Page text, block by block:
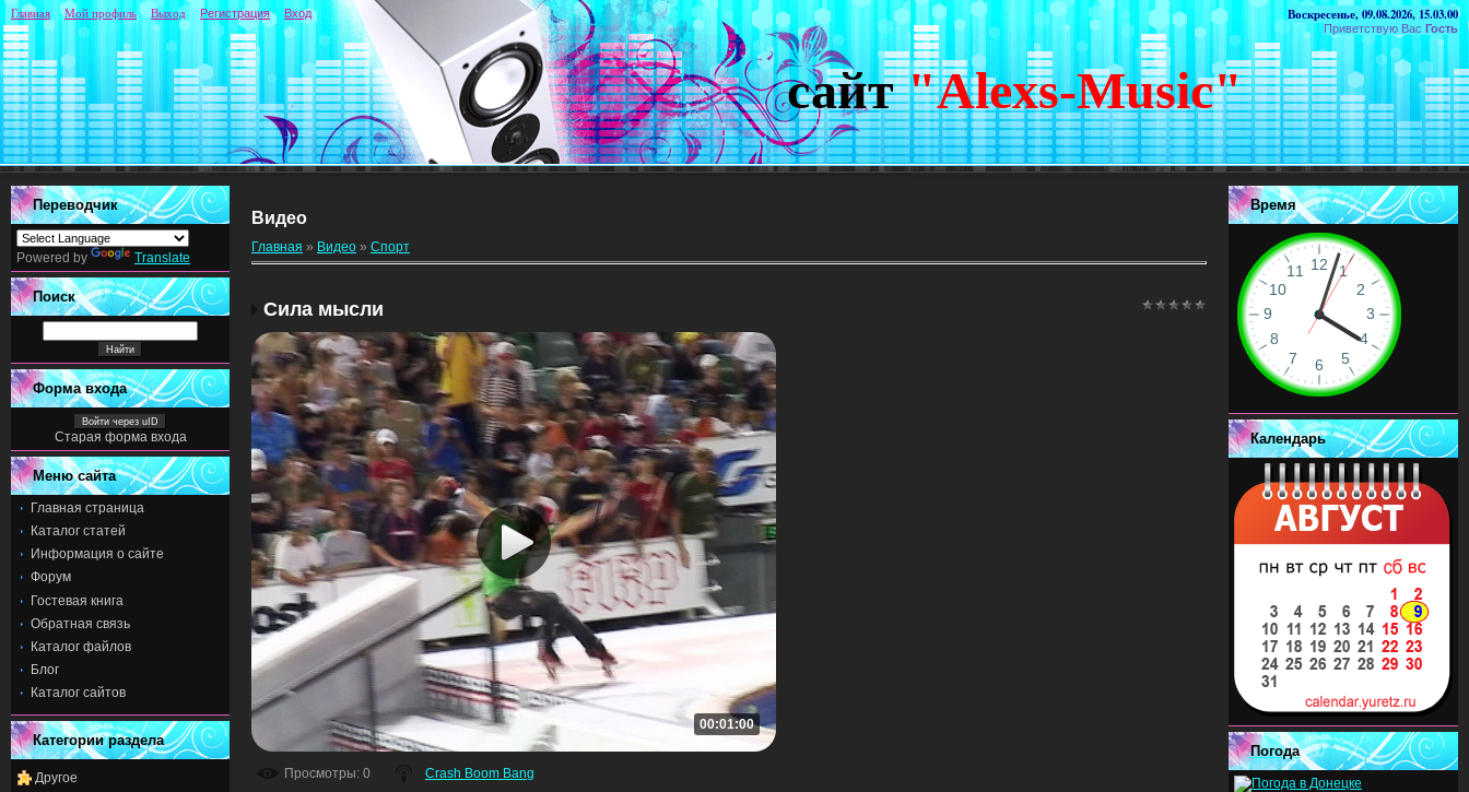
Воскресенье, 09.08.2026, 15.03.00
Приветствую Вас Гость
сайт "Alexs-Music"
Главная Мой профиль Выход Регистрация Вход
Переводчик
Powered by Translate
Поиск
Форма входа
Войти через uID
Старая форма входа
Меню сайта
Главная страница
Каталог статей
Информация о сайте
Форум
Гостевая книга
Обратная связь
Каталог файлов
Блог
Каталог сайтов
Категории раздела
Другое
Видео
Главная » Видео » Спорт
Сила мысли
00:01:00
Просмотры: 0 Crash Boom Bang
Время
Календарь
Погода